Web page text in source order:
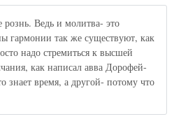
Ведь и молитва- это
гармонии так же существуют, как
надо стремиться к высшей
как написал авва Дорофей-
знает время, а другой- потому что